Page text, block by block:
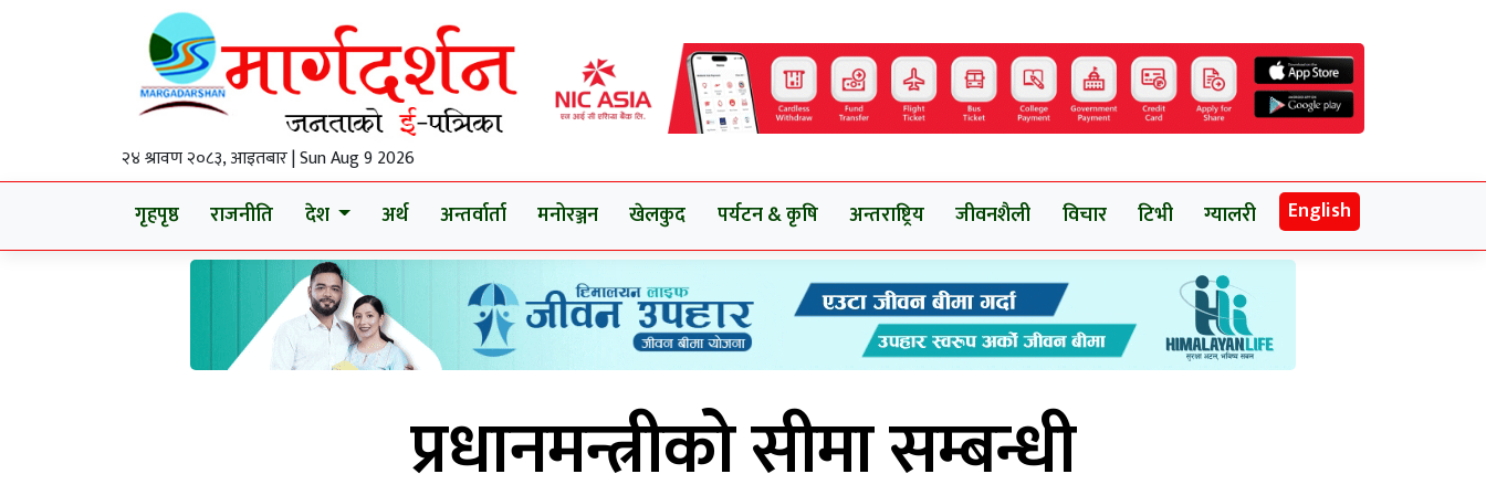
२४ श्रावण २०८३, आइतबार | Sun Aug 9 2026
गृहपृष्ठ राजनीति देश अर्थ अन्तर्वार्ता मनोरञ्जन खेलकुद पर्यटन & कृषि अन्तराष्ट्रिय जीवनशैली विचार टिभी ग्यालरी English
प्रधानमन्त्रीको सीमा सम्बन्धी